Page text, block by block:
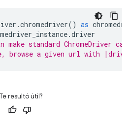
.chromedriver() as
.driver
make standard ChromeDriver
browse a given url with
resultó útil?